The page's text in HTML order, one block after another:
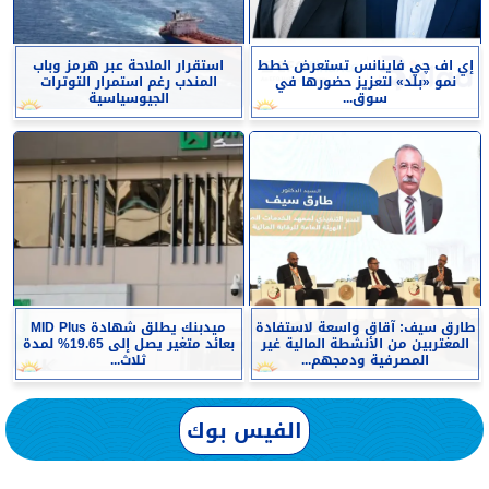
إي اف چي فاينانس تستعرض خطط
نمو «بلد» لتعزيز حضورها في
سوق...
استقرار الملاحة عبر هرمز وباب
المندب رغم استمرار التوترات
الجيوسياسية
طارق سيف: آقاق واسعة لاستفادة
المغتربين من الأنشطة المالية غير
المصرفية ودمجهم...
ميدبنك يطلق شهادة MID Plus
بعائد متغير يصل إلى 19.65% لمدة
ثلاث...
الفيس بوك